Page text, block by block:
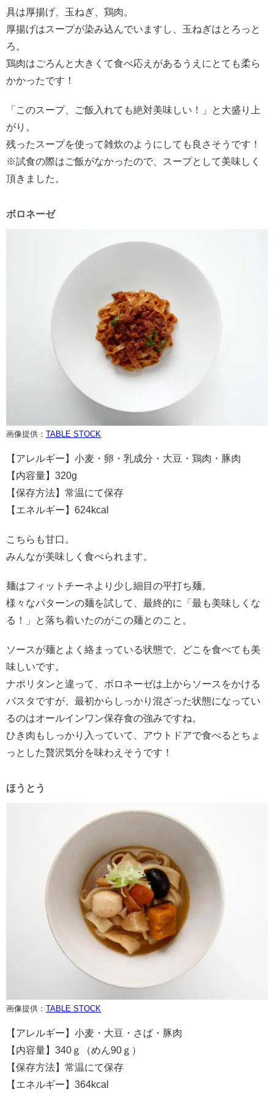
具は厚揚げ、玉ねぎ、鶏肉。
厚揚げはスープが染み込んでいますし、玉ねぎはとろっと
ろ。
鶏肉はごろんと大きくて食べ応えがあるうえにとても柔ら
かかったです！
「このスープ、ご飯入れても絶対美味しい！」と大盛り上
がり。
残ったスープを使って雑炊のようにしても良さそうです！
※試食の際はご飯がなかったので、スープとして美味しく
頂きました。
ボロネーゼ
画像提供： TABLE STOCK
【アレルギー】小麦・卵・乳成分・大豆・鶏肉・豚肉
【内容量】320g
【保存方法】常温にて保存
【エネルギー】624kcal
こちらも甘口。
みんなが美味しく食べられます。
麺はフィットチーネより少し細目の平打ち麺。
様々なパターンの麺を試して、最終的に「最も美味しくな
る！」と落ち着いたのがこの麺とのこと。
ソースが麺とよく絡まっている状態で、どこを食べても美
味しいです。
ナポリタンと違って、ボロネーゼは上からソースをかける
パスタですが、最初からしっかり混ざった状態になってい
るのはオールインワン保存食の強みですね。
ひき肉もしっかり入っていて、アウトドアで食べるとちょ
っとした贅沢気分を味わえそうです！
ほうとう
画像提供： TABLE STOCK
【アレルギー】小麦・大豆・さば・豚肉
【内容量】340ｇ（めん90ｇ）
【保存方法】常温にて保存
【エネルギー】364kcal